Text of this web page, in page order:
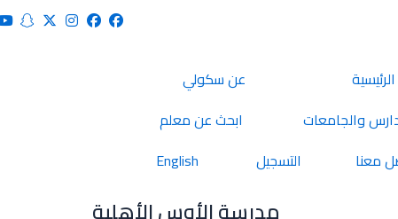
الرئيسية
عن سكولي
والجامعات
ابحث عن معلم
معنا
التسجيل English